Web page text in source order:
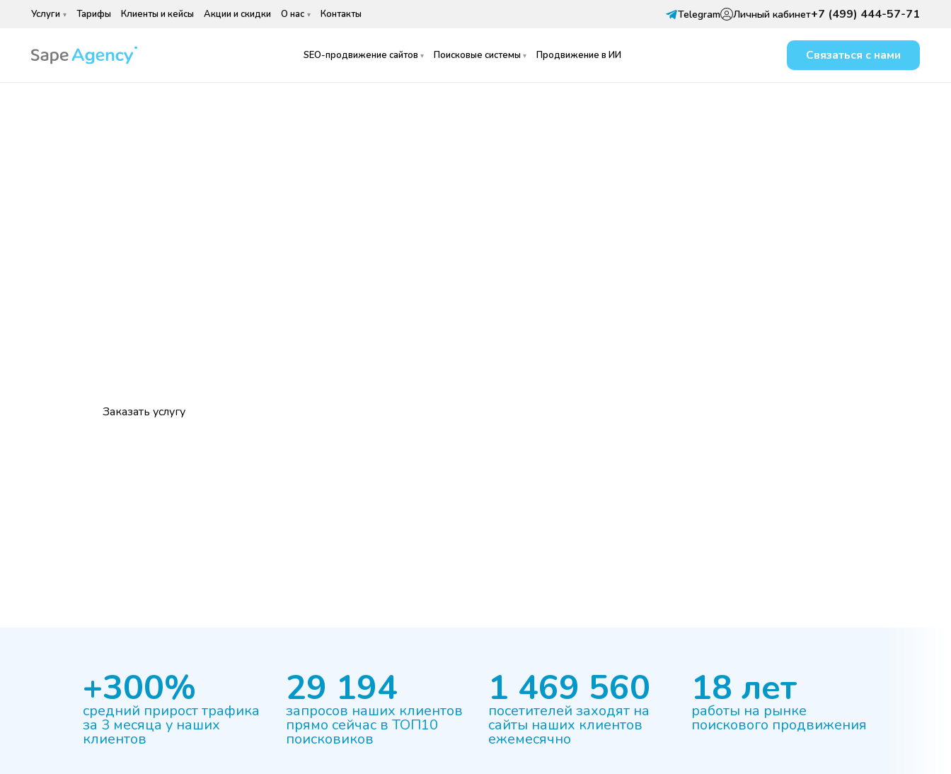
Услуги Тарифы Клиенты и кейсы Акции и скидки О нас Контакты Telegram Личный кабинет+7 (499) 444-57-71
SEO-продвижение сайтов Поисковые системы Продвижение в ИИ Связаться с нами
Заказать услугу
+300%
средний прирост трафика
за 3 месяца у наших
клиентов
29 194
запросов наших клиентов
прямо сейчас в ТОП10
поисковиков
1 469 560
посетителей заходят на
сайты наших клиентов
ежемесячно
18 лет
работы на рынке
поискового продвижения